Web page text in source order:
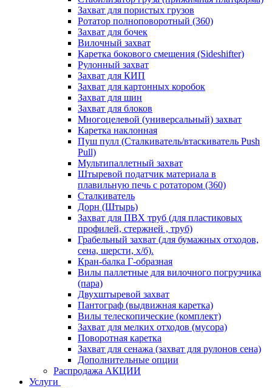
Захват для пористых грузов
Ротатор полноповоротный (360)
Захват для бочек
Вилочный захват
Каретка бокового смещения (Sideshifter)
Рулонный захват
Захват для КИП
Захват для картонных коробок
Захват для шин
Захват для блоков
Многоцелевой (универсальный) захват
Каретка наклонная
Пуш пулл (Сталкиватель/втаскиватель Push
Pull)
Мультипаллетный захват
Штыревой податчик материала в
плавильную печь с ротатором (360)
Сталкиватель
Дорн (Штырь)
Захват для ПВХ труб (для пластиковых
профилей, стержней , труб)
Грабельный захват (для бумажных отходов,
сена, шерсти, х/б).
Кран-балка Г-образная
Вилы паллетные для вилочного погрузчика
(пара)
Двухштыревой захват
Пантограф (выдвижная каретка)
Вилы телескопические (комплект)
Захват для мелких отходов (мусора)
Поворотная каретка
Захват для сенажа (захват для рулонов сена)
Дополнительные опции
Распродажа АКЦИИ
Услуги